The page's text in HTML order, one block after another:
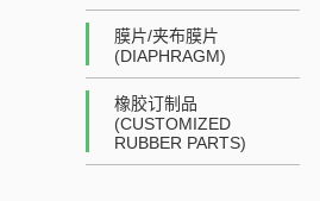
膜片/夹布膜片
(DIAPHRAGM)
橡胶订制品
(CUSTOMIZED
RUBBER PARTS)